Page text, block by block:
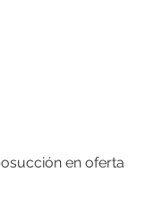
en oferta